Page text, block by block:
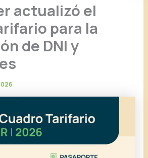
actualizó el
para la
de DNI y